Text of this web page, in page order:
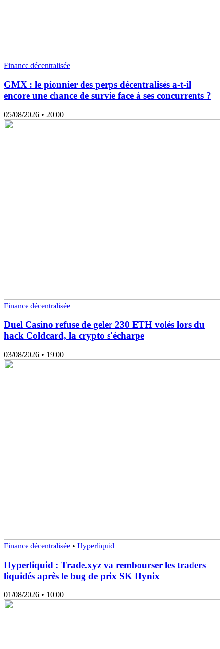
Finance décentralisée
GMX : le pionnier des perps décentralisés a-t-il
encore une chance de survie face à ses concurrents ?
05/08/2026 • 20:00
Finance décentralisée
Duel Casino refuse de geler 230 ETH volés lors du
hack Coldcard, la crypto s'écharpe
03/08/2026 • 19:00
Finance décentralisée • Hyperliquid
Hyperliquid : Trade.xyz va rembourser les traders
liquidés après le bug de prix SK Hynix
01/08/2026 • 10:00